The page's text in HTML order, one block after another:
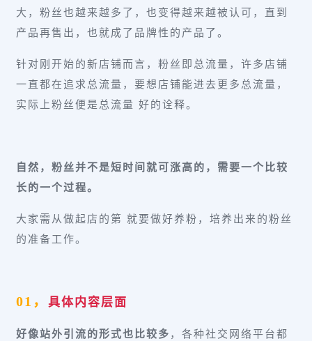
大，粉丝也越来越多了，也变得越来越被认可，直到
产品再售出，也就成了品牌性的产品了。
针对刚开始的新店铺而言，粉丝即总流量，许多店铺
一直都在追求总流量，要想店铺能进去更多总流量，
实际上粉丝便是总流量 好的诠释。
自然，粉丝并不是短时间就可涨高的，需要一个比较
长的一个过程。
大家需从做起店的第 就要做好养粉，培养出来的粉丝
的准备工作。
01， 具体内容层面
好像站外引流的形式也比较多 ，各种社交网络平台都